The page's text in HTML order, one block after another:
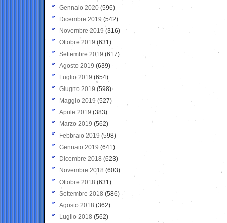
Gennaio 2020 (596)
Dicembre 2019 (542)
Novembre 2019 (316)
Ottobre 2019 (631)
Settembre 2019 (617)
Agosto 2019 (639)
Luglio 2019 (654)
Giugno 2019 (598)
Maggio 2019 (527)
Aprile 2019 (383)
Marzo 2019 (562)
Febbraio 2019 (598)
Gennaio 2019 (641)
Dicembre 2018 (623)
Novembre 2018 (603)
Ottobre 2018 (631)
Settembre 2018 (586)
Agosto 2018 (362)
Luglio 2018 (562)